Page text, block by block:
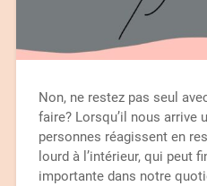
Non, ne restez pas seul
faire? Lorsqu’il nous arrive
personnes réagissent en
lourd à l’intérieur, qui peut
importante dans notre